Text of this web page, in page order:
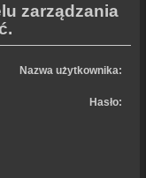
zarządzania
Nazwa użytkownika:
Hasło: